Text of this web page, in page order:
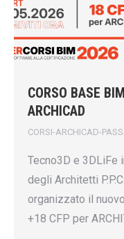
CORSO BASE
ARCHICAD
CORSI-ARCHICAD-
Tecno3D e 3DLiFe
degli Architetti
organizzato il
+18 CFP per